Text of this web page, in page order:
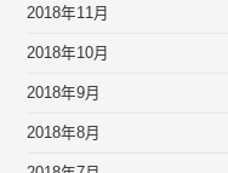
2018年11月
2018年10月
2018年9月
2018年8月